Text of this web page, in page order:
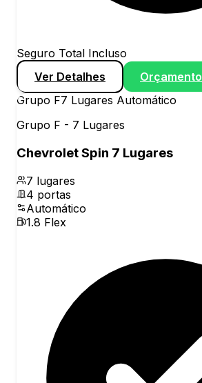
Seguro Total Incluso
Ver Detalhes
Orçamento
Grupo F7 Lugares Automático
Grupo F - 7 Lugares
Chevrolet Spin 7 Lugares
7 lugares
4 portas
Automático
1.8 Flex